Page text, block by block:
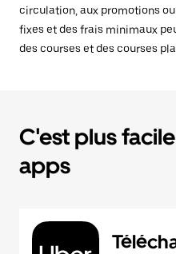
circulation, aux promotions
fixes et des frais minimaux
des courses et des courses
C'est plus
apps